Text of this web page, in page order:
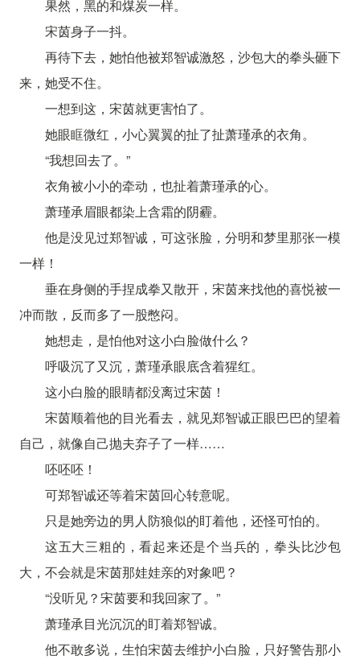
果然，黑的和煤炭一样。
宋茵身子一抖。
再待下去，她怕他被郑智诚激怒，沙包大的拳头砸下
来，她受不住。
一想到这，宋茵就更害怕了。
她眼眶微红，小心翼翼的扯了扯萧瑾承的衣角。
“我想回去了。”
衣角被小小的牵动，也扯着萧瑾承的心。
萧瑾承眉眼都染上含霜的阴霾。
他是没见过郑智诚，可这张脸，分明和梦里那张一模
一样！
垂在身侧的手捏成拳又散开，宋茵来找他的喜悦被一
冲而散，反而多了一股憋闷。
她想走，是怕他对这小白脸做什么？
呼吸沉了又沉，萧瑾承眼底含着猩红。
这小白脸的眼睛都没离过宋茵！
宋茵顺着他的目光看去，就见郑智诚正眼巴巴的望着
自己，就像自己抛夫弃子了一样……
呸呸呸！
可郑智诚还等着宋茵回心转意呢。
只是她旁边的男人防狼似的盯着他，还怪可怕的。
这五大三粗的，看起来还是个当兵的，拳头比沙包
大，不会就是宋茵那娃娃亲的对象吧？
“没听见？宋茵要和我回家了。”
萧瑾承目光沉沉的盯着郑智诚。
他不敢多说，生怕宋茵去维护小白脸，只好警告那小